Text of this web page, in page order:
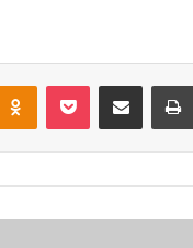
Odnoklassniki
Pocket Partager par email